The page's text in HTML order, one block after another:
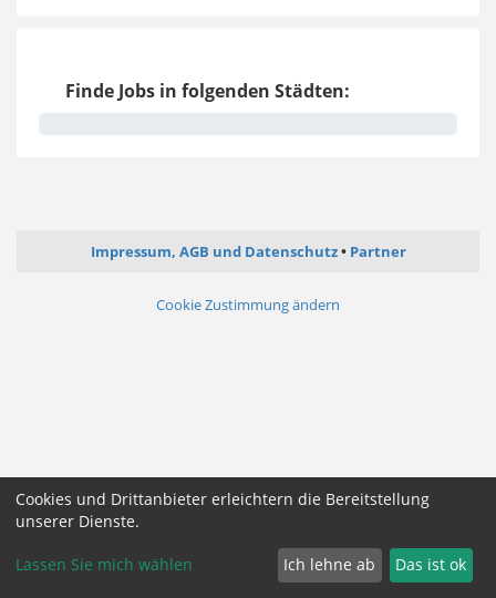
Finde Jobs in folgenden Städten:
Impressum, AGB und Datenschutz Partner
Cookie Zustimmung ändern
Cookies und Drittanbieter erleichtern die Bereitstellung
unserer Dienste.
Lassen Sie mich wählen Ich lehne ab Das ist ok